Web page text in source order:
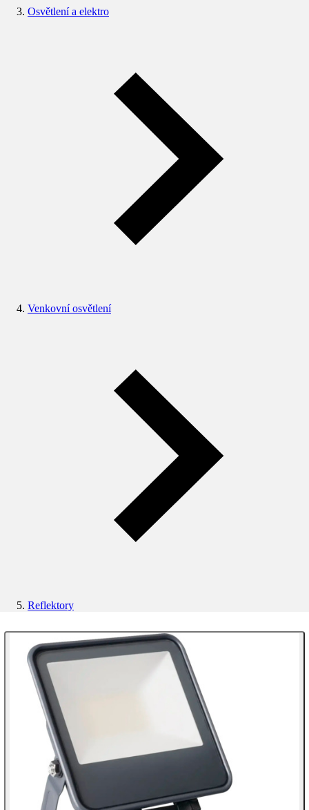
Osvětlení a elektro
Venkovní osvětlení
Reflektory